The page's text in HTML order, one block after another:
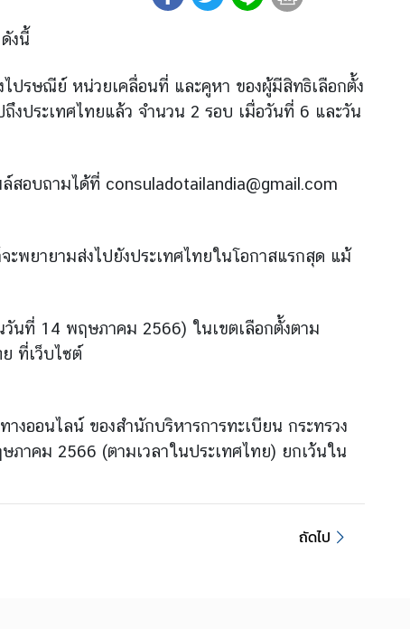
งนี้
ปรษณีย์ หน่วยเคลื่อนที่ และคูหา ของผู้มีสิทธิเลือกตั้ง
งประเทศไทยแล้ว จำนวน 2 รอบ เมื่อวันที่ 6 และวัน
สอบถามได้ที่ consuladotailandia@gmail.com
พยายามส่งไปยังประเทศไทยในโอกาสแรกสุด แม้
วันที่ 14 พฤษภาคม 2566) ในเขตเลือกตั้งตาม
ที่เว็บไซต์
งออนไลน์ ของสำนักบริหารการทะเบียน กระทรวง
าคม 2566 (ตามเวลาในประเทศไทย) ยกเว้นใน
ถัดไป